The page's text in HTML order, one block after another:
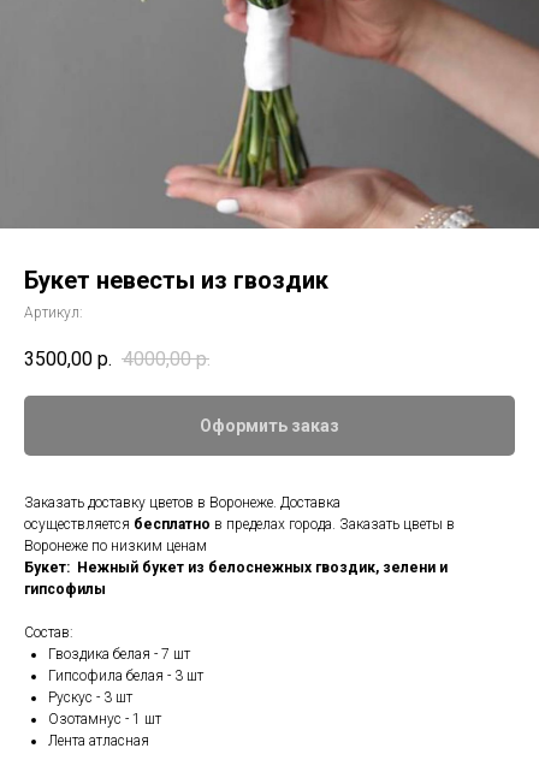
Букет невесты из гвоздик
Артикул:
3500,00 р. 4000,00 р.
Оформить заказ
Заказать доставку цветов в Воронеже. Доставка
осуществляется бесплатно в пределах города. Заказать цветы в
Воронеже по низким ценам
Букет: Нежный букет из белоснежных гвоздик, зелени и
гипсофилы
Состав:
Гвоздика белая - 7 шт
Гипсофила белая - 3 шт
Рускус - 3 шт
Озотамнус - 1 шт
Лента атласная